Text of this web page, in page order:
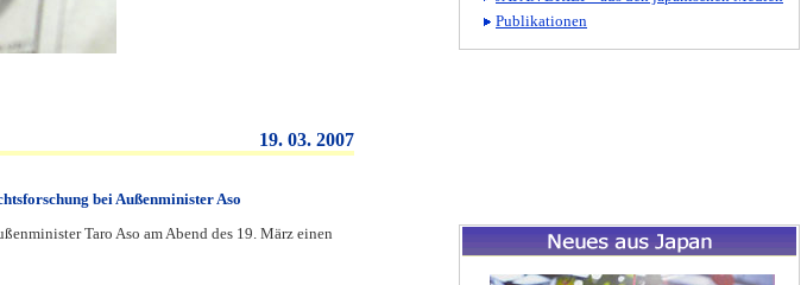
19. 03. 2007
bei Außenminister Aso
Taro Aso am Abend des 19. März einen